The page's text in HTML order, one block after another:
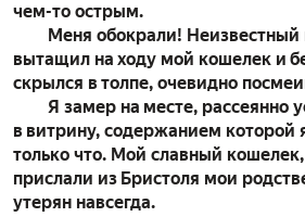
чем-то острым.
Меня обокрали!
вытащил на ходу мой кошелек и
скрылся в толпе, очевидно
Я замер на месте, рассеянно
в витрину, содержанием которой
только что. Мой славный
прислали из Бристоля мои
утерян навсегда.